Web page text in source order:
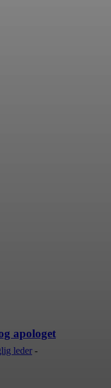
apologet
leder -